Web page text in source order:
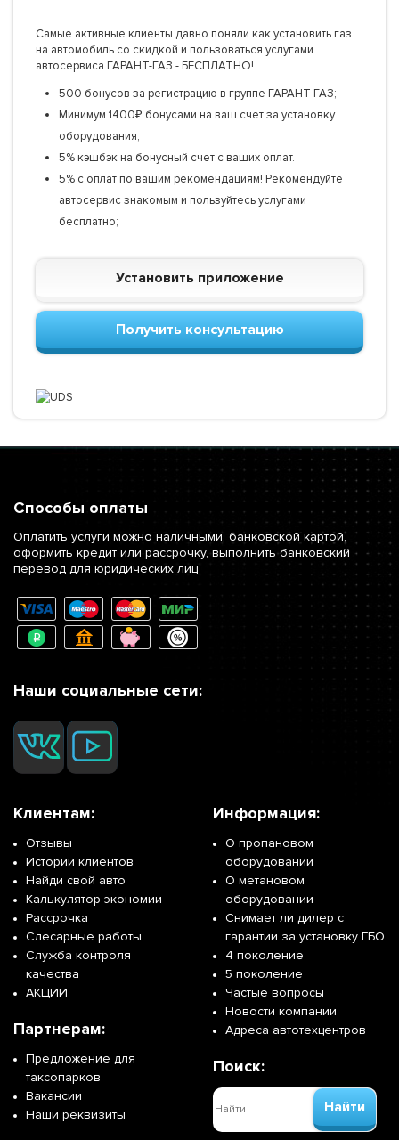
Самые активные клиенты давно поняли как установить газ
на автомобиль со скидкой и пользоваться услугами
автосервиса ГАРАНТ-ГАЗ - БЕСПЛАТНО!
500 бонусов за регистрацию в группе ГАРАНТ-ГАЗ;
Минимум 1400₽ бонусами на ваш счет за установку
оборудования;
5% кэшбэк на бонусный счет с ваших оплат.
5% с оплат по вашим рекомендациям! Рекомендуйте
автосервис знакомым и пользуйтесь услугами
бесплатно;
Установить приложение
Получить консультацию
Способы оплаты
Оплатить услуги можно наличными, банковской картой,
оформить кредит или рассрочку, выполнить банковский
перевод для юридических лиц
Наши социальные сети:
Клиентам:
Отзывы
Истории клиентов
Найди свой авто
Калькулятор экономии
Рассрочка
Слесарные работы
Служба контроля
качества
АКЦИИ
Партнерам:
Предложение для
таксопарков
Вакансии
Наши реквизиты
Информация:
О пропановом
оборудовании
О метановом
оборудовании
Снимает ли дилер с
гарантии за установку ГБО
4 поколение
5 поколение
Частые вопросы
Новости компании
Адреса автотехцентров
Поиск:
Найти